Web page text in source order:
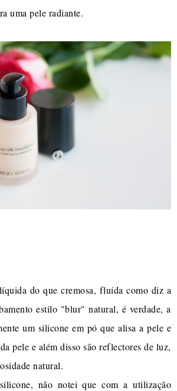
uma pele radiante.
do que cremosa, fluída como diz a
estilo "blur" natural, é verdade, a
um silicone em pó que alisa a pele e
pele e além disso são reflectores de luz,
natural.
não notei que com a utilização